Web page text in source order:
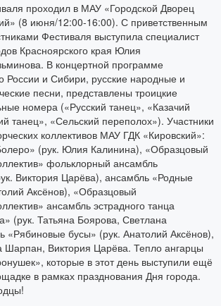
проходил в МАУ «Городской Дворец
(8 июня/12:00-16:00). С приветственным
Фестиваля выступила специалист
Красноярского края Юлия
В концертной программе
России и Сибири, русские народные и
песни, представлены троицкие
номера («Русский танец», «Казачий
танец», «Сельский переполох»). Участники
коллективов МАУ ГДК «Кировский»:
(рук. Юлия Калинина), «Образцовый
фольклорный ансамбль
Виктория Царёва), ансамбль «Родные
Аксёнов), «Образцовый
ансамбль эстрадного танца
(рук. Татьяна Боярова, Светлана
«Рябиновые бусы» (рук. Анатолий Аксёнов),
Шарпан, Виктория Царёва. Тепло ангарцы
которые в этот день выступили ещё
в рамках празднования Дня города.